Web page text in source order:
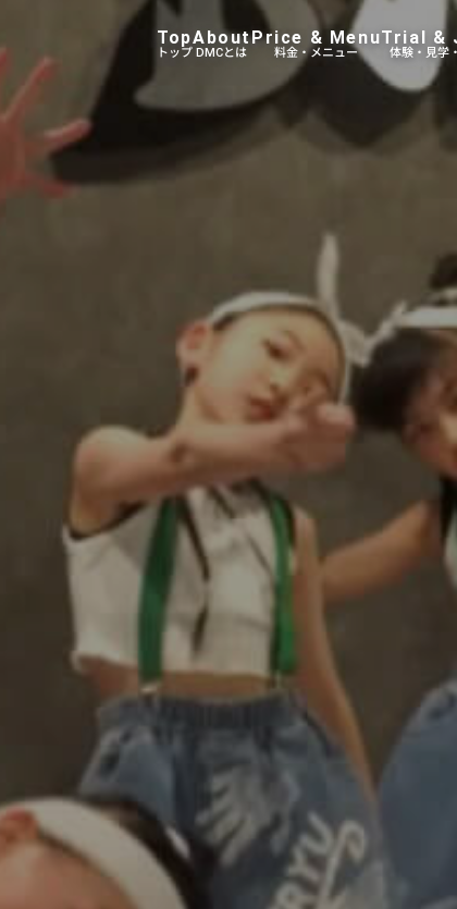
トップ
Top
DMCとは
About
料金・メニュー
Price & Menu
体験・見学
Trial &